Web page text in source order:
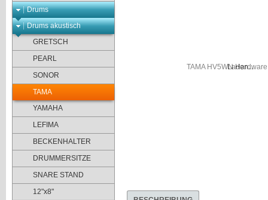
Drums
Drums akustisch
GRETSCH
PEARL
SONOR
TAMA
YAMAHA
LEFIMA
BECKENHALTER
DRUMMERSITZE
SNARE STAND
12"x8"
Laden...